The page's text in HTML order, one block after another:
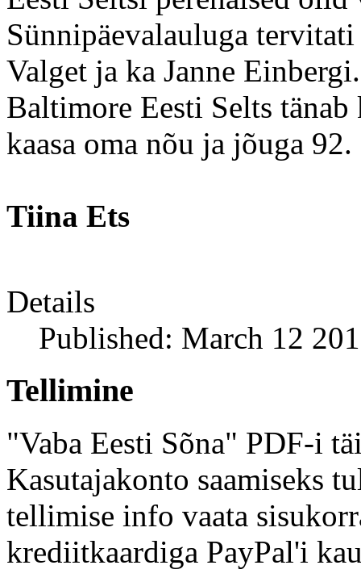
Sünnipäevalauluga
Valget ja ka Janne Einbergi.
Baltimore Eesti Selts
kaasa oma nõu ja jõuga
Tiina Ets
Details
Published: March 12
Tellimine
"Vaba Eesti Sõna" PDF-i
Kasutajakonto saamiseks
tellimise info vaata
krediitkaardiga PayPal'i